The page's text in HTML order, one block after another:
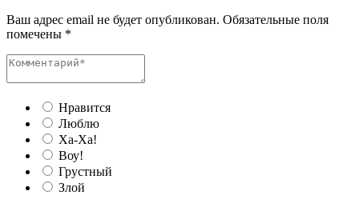
Ваш адрес email не будет опубликован. Обязательные поля
помечены *
Нравится
Люблю
Ха-Ха!
Воу!
Грустный
Злой